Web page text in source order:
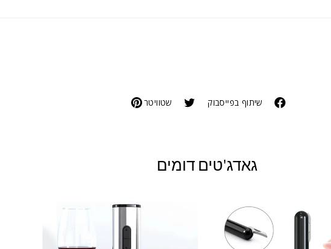
שיתוף בפייסבוק שטוויטר
גאדג'טים דומים